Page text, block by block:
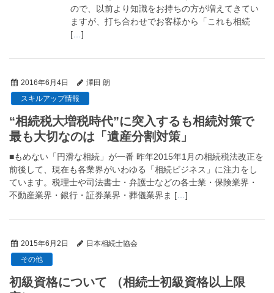
ので、以前より知識をお持ちの方が増えてきてい
ますが、打ち合わせでお客様から「これも相続
[
]
2016年6月4日
澤田 朗
スキルアップ情報
“相続税大増税時代”に突入するも相続対策で
最も大切なのは「遺産分割対策」
■もめない「円滑な相続」が一番 昨年2015年1月の相続税法改正を
前後して、現在も各業界がいわゆる「相続ビジネス」に注力をし
ています。税理士や司法書士・弁護士などの各士業・保険業界・
不動産業界・銀行・証券業界・葬儀業界ま [
]
2015年6月2日
日本相続士協会
その他
初級資格について （相続士初級資格以上限